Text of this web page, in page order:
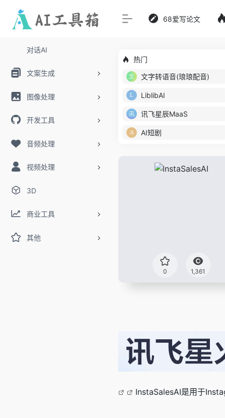
对话AI
文案生成
图像处理
开发工具
音频处理
视频处理
3D
商业工具
其他
68爱写论文
热门
文字转语音(琅琅配音)
LiblibAI
讯飞星辰MaaS
AI短剧
0 1,361
InstaSalesAI是用于